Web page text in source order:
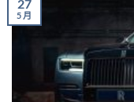
27
5 月